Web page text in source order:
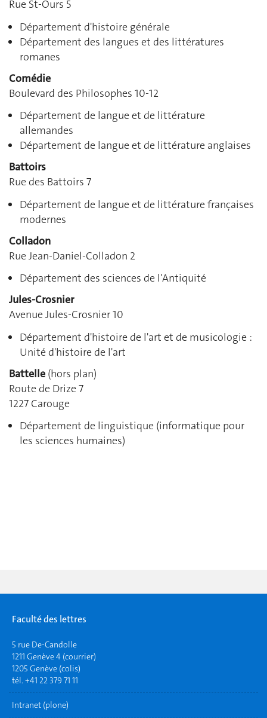
Rue St-Ours 5
Département d'histoire générale
Département des langues et des littératures
romanes
Comédie
Boulevard des Philosophes 10-12
Département de langue et de littérature
allemandes
Département de langue et de littérature anglaises
Battoirs
Rue des Battoirs 7
Département de langue et de littérature françaises
modernes
Colladon
Rue Jean-Daniel-Colladon 2
Département des sciences de l'Antiquité
Jules-Crosnier
Avenue Jules-Crosnier 10
Département d'histoire de l'art et de musicologie :
Unité d'histoire de l'art
Battelle (hors plan)
Route de Drize 7
1227 Carouge
Département de linguistique (informatique pour
les sciences humaines)
Faculté des lettres
5 rue De-Candolle
1211 Genève 4 (courrier)
1205 Genève (colis)
tél. +41 22 379 71 11
Intranet (plone)